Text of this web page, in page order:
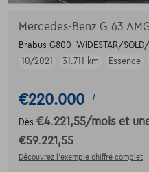
Mercedes-Benz G 63
Brabus G800 -WIDESTAR/
10/2021
31.711 km Essence
€220.000 1
Dès €4.221,55/mois et
€59.221,55
Découvrez l’exemple chiffré complet